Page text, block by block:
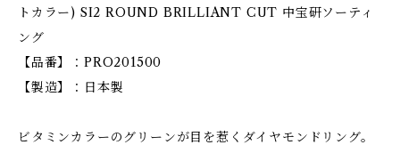
トカラー) SI2 ROUND BRILLIANT CUT 中宝研ソーティ
ング
【品番】：PRO201500
【製造】：日本製
ビタミンカラーのグリーンが目を惹くダイヤモンドリング。